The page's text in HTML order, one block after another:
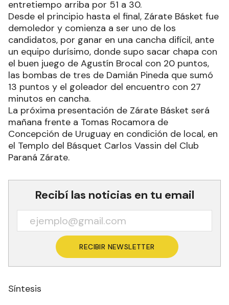
entretiempo arriba por 51 a 30.
Desde el principio hasta el final, Zárate Básket fue
demoledor y comienza a ser uno de los
candidatos, por ganar en una cancha difícil, ante
un equipo durísimo, donde supo sacar chapa con
el buen juego de Agustín Brocal con 20 puntos,
las bombas de tres de Damián Pineda que sumó
13 puntos y el goleador del encuentro con 27
minutos en cancha.
La próxima presentación de Zárate Básket será
mañana frente a Tomas Rocamora de
Concepción de Uruguay en condición de local, en
el Templo del Básquet Carlos Vassin del Club
Paraná Zárate.
Recibí las noticias en tu email
RECIBIR NEWSLETTER
Síntesis